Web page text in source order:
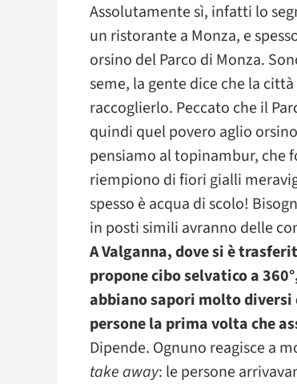
Assolutamente sì, infatti lo
un ristorante a Monza, e
orsino del Parco di Monza.
seme, la gente dice che la
raccoglierlo. Peccato che il
quindi quel povero aglio
pensiamo al topinambur, che
riempiono di fiori gialli
spesso è acqua di scolo!
in posti simili avranno delle
A Valganna, dove si è
propone cibo selvatico a
abbiano sapori molto diversi
persone la prima volta che
Dipende. Ognuno reagisce a
take away: le persone